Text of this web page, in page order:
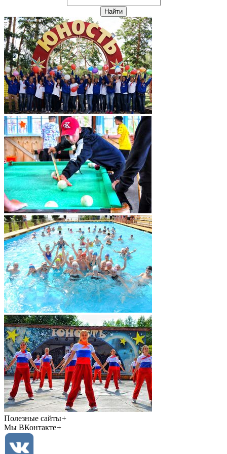
Полезные сайты+
Мы ВКонтакте+